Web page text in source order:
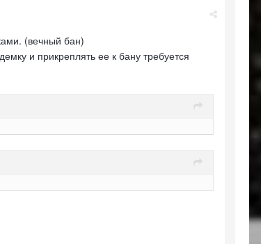
(вечный бан)
и прикреплять ее к бану требуется